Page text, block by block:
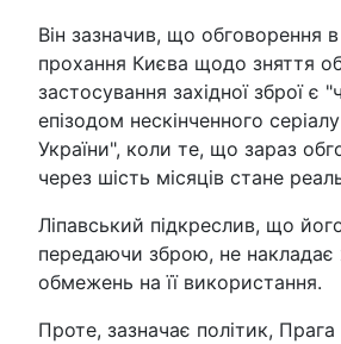
Він зазначив, що обговорення
прохання Києва щодо зняття
застосування західної зброї є
епізодом нескінченного
України", коли те, що зараз
через шість місяців стане
Ліпавський підкреслив, що
передаючи зброю, не
обмежень на її використання.
Проте, зазначає політик,